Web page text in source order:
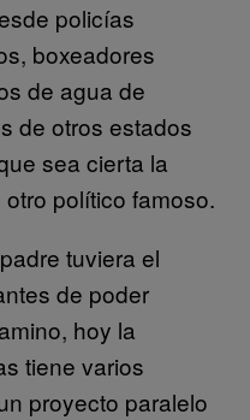
policías
boxeadores
de agua de
de otros estados
sea cierta la
político famoso.
tuviera el
de poder
hoy la
tiene varios
proyecto paralelo